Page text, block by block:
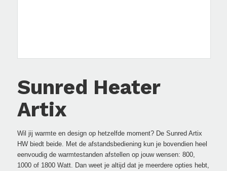
Sunred Heater
Artix
Wil jij warmte en design op hetzelfde moment? De Sunred Artix
HW biedt beide. Met de afstandsbediening kun je bovendien heel
eenvoudig de warmtestanden afstellen op jouw wensen: 800,
1000 of 1800 Watt. Dan weet je altijd dat je meerdere opties hebt,